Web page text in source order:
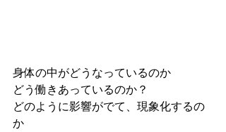
身体の中がどうなっているのか
どう働きあっているのか？
どのように影響がでて、現象化するの
か